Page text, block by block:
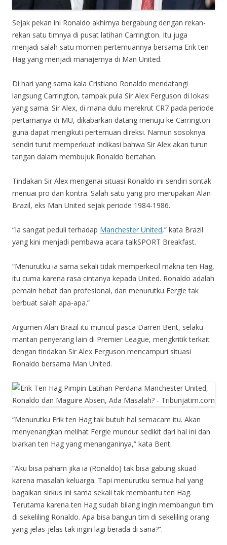
Sejak pekan ini Ronaldo akhirnya bergabung dengan rekan-
rekan satu timnya di pusat latihan Carrington. Itu juga
menjadi salah satu momen pertemuannya bersama Erik ten
Hag yang menjadi manajernya di Man United.
Di hari yang sama kala Cristiano Ronaldo mendatangi
langsung Carrington, tampak pula Sir Alex Ferguson di lokasi
yang sama. Sir Alex, di mana dulu merekrut CR7 pada periode
pertamanya di MU, dikabarkan datang menuju ke Carrington
guna dapat mengikuti pertemuan direksi. Namun sosoknya
sendiri turut memperkuat indikasi bahwa Sir Alex akan turun
tangan dalam membujuk Ronaldo bertahan.
Tindakan Sir Alex mengenai situasi Ronaldo ini sendiri sontak
menuai pro dan kontra. Salah satu yang pro merupakan Alan
Brazil, eks Man United sejak periode 1984-1986.
“Ia sangat peduli terhadap Manchester United,” kata Brazil
yang kini menjadi pembawa acara talkSPORT Breakfast.
“Menurutku ia sama sekali tidak memperkecil makna ten Hag,
itu cuma karena rasa cintanya kepada United. Ronaldo adalah
pemain hebat dan profesional, dan menurutku Fergie tak
berbuat salah apa-apa.”
Argumen Alan Brazil itu muncul pasca Darren Bent, selaku
mantan penyerang lain di Premier League, mengkritik terkait
dengan tindakan Sir Alex Ferguson mencampuri situasi
Ronaldo bersama Man United.
“Menurutku Erik ten Hag tak butuh hal semacam itu. Akan
menyenangkan melihat Fergie mundur sedikit dari hal ini dan
biarkan ten Hag yang menanganinya,” kata Bent.
“Aku bisa paham jika ia (Ronaldo) tak bisa gabung skuad
karena masalah keluarga. Tapi menurutku semua hal yang
bagaikan sirkus ini sama sekali tak membantu ten Hag.
Terutama karena ten Hag sudah bilang ingin membangun tim
di sekeliling Ronaldo. Apa bisa bangun tim di sekeliling orang
yang jelas-jelas tak ingin lagi berada di sana?”.